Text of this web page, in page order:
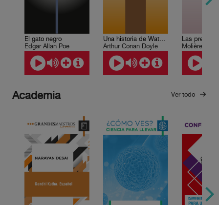
El gato negro
Edgar Allan Poe
Una historia de Waterloo
Arthur Conan Doyle
Molière
Academia Ver todo